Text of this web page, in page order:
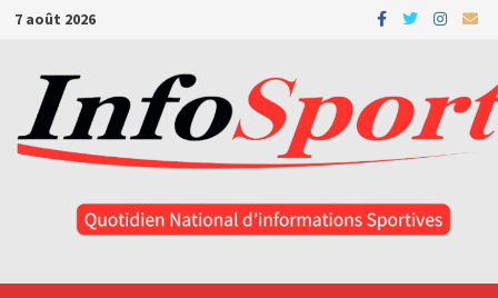
Passer
contenu
7 août 2026